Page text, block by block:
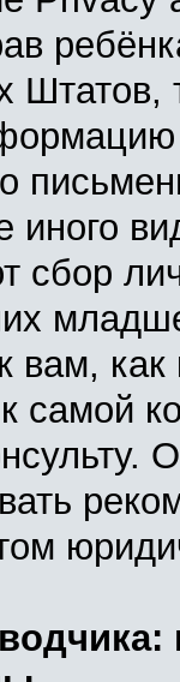
Штатов,
сбор
вам,
самой